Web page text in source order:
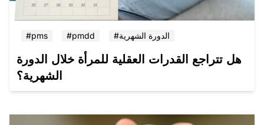
#pms #pmdd #الدورة الشهرية
هل تتراجع القدرات العقلية للمرأة خلال الدورة
الشهرية؟